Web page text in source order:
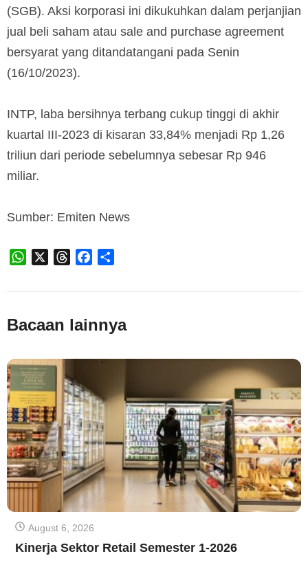
(SGB). Aksi korporasi ini dikukuhkan dalam perjanjian
jual beli saham atau sale and purchase agreement
bersyarat yang ditandatangani pada Senin
(16/10/2023).
INTP, laba bersihnya terbang cukup tinggi di akhir
kuartal III-2023 di kisaran 33,84% menjadi Rp 1,26
triliun dari periode sebelumnya sebesar Rp 946
miliar.
Sumber: Emiten News
WhatsApp ThreadsFacebook
Bacaan lainnya
August 6, 2026
Kinerja Sektor Retail Semester 1-2026